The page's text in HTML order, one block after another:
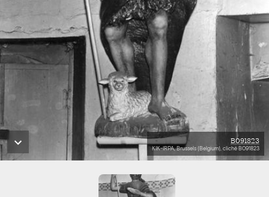
B091823
KIK-IRPA, Brussels (Belgium), cliché B091823